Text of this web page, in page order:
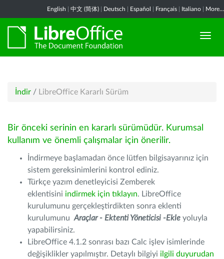
English 中文 (简体) Deutsch Español Français Italiano More...
İndir / LibreOffice Kararlı Sürüm
Bir önceki serinin en kararlı sürümüdür. Kurumsal
kullanım ve önemli çalışmalar için önerilir.
İndirmeye başlamadan önce lütfen bilgisayarınız için
sistem gereksinimlerini kontrol ediniz.
Türkçe yazım denetleyicisi Zemberek
eklentisini indirmek için tıklayın. LibreOffice
kurulumunu gerçekleştirdikten sonra eklenti
kurulumunu Araçlar - Ektenti Yöneticisi -Ekle yoluyla
yapabilirsiniz.
LibreOffice 4.1.2 sonrası bazı Calc işlev isimlerinde
değişiklikler yapılmıştır. Detaylı bilgiyi ilgili duyurudan